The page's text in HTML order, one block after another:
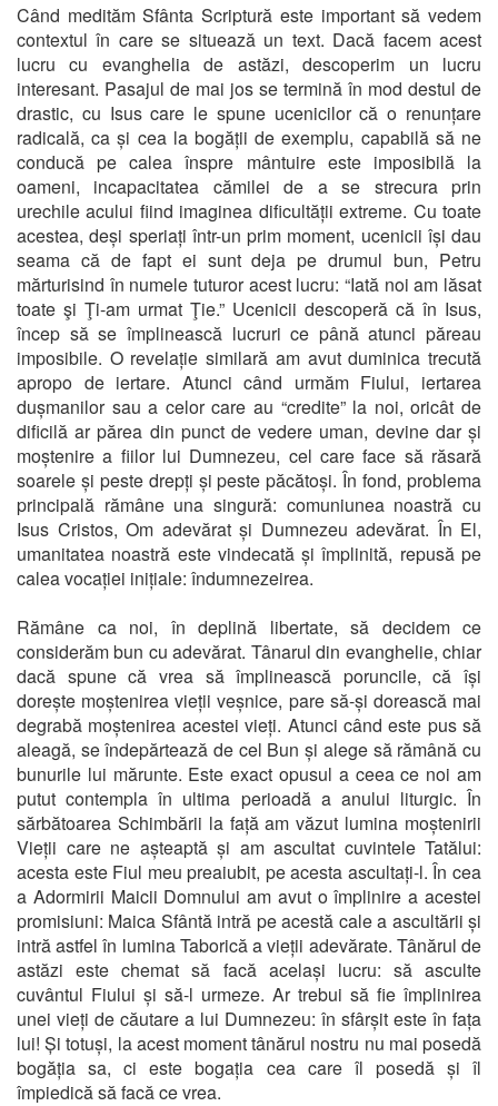
Când medităm Sfânta Scriptură este important să vedem
contextul în care se situează un text. Dacă facem acest
lucru cu evanghelia de astăzi, descoperim un lucru
interesant. Pasajul de mai jos se termină în mod destul de
drastic, cu Isus care le spune ucenicilor că o renunțare
radicală, ca și cea la bogății de exemplu, capabilă să ne
conducă pe calea înspre mântuire este imposibilă la
oameni, incapacitatea cămilei de a se strecura prin
urechile acului fiind imaginea dificultății extreme. Cu toate
acestea, deși speriați într-un prim moment, ucenicii își dau
seama că de fapt ei sunt deja pe drumul bun, Petru
mărturisind în numele tuturor acest lucru: “Iată noi am lăsat
toate şi Ţi-am urmat Ţie.” Ucenicii descoperă că în Isus,
încep să se împlinească lucruri ce până atunci păreau
imposibile. O revelație similară am avut duminica trecută
apropo de iertare. Atunci când urmăm Fiului, iertarea
dușmanilor sau a celor care au “credite” la noi, oricât de
dificilă ar părea din punct de vedere uman, devine dar și
moștenire a fiilor lui Dumnezeu, cel care face să răsară
soarele și peste drepți și peste păcătoși. În fond, problema
principală rămâne una singură: comuniunea noastră cu
Isus Cristos, Om adevărat și Dumnezeu adevărat. În El,
umanitatea noastră este vindecată și împlinită, repusă pe
calea vocației inițiale: îndumnezeirea.
Rămâne ca noi, în deplină libertate, să decidem ce
considerăm bun cu adevărat. Tânarul din evanghelie, chiar
dacă spune că vrea să împlinească poruncile, că își
dorește moștenirea vieții veșnice, pare să-și dorească mai
degrabă moștenirea acestei vieți. Atunci când este pus să
aleagă, se îndepărtează de cel Bun și alege să rămână cu
bunurile lui mărunte. Este exact opusul a ceea ce noi am
putut contempla în ultima perioadă a anului liturgic. În
sărbătoarea Schimbării la față am văzut lumina moștenirii
Vieții care ne așteaptă și am ascultat cuvintele Tatălui:
acesta este Fiul meu preaiubit, pe acesta ascultați-l. În cea
a Adormirii Maicii Domnului am avut o împlinire a acestei
promisiuni: Maica Sfântă intră pe acestă cale a ascultării și
intră astfel în lumina Taborică a vieții adevărate. Tânărul de
astăzi este chemat să facă același lucru: să asculte
cuvântul Fiului și să-l urmeze. Ar trebui să fie împlinirea
unei vieți de căutare a lui Dumnezeu: în sfârșit este în fața
lui! Și totuși, la acest moment tânărul nostru nu mai posedă
bogăția sa, ci este bogația cea care îl posedă și îl
împiedică să facă ce vrea.